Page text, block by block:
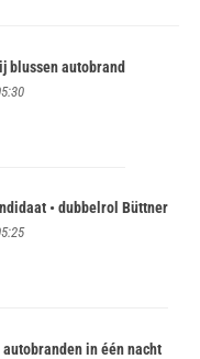
blussen autobrand
• dubbelrol Büttner
in één nacht